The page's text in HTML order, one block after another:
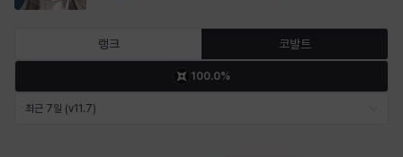
바바라 버니스 블레어 비앙카 비형 샬럿
랭크 코발트
100.0%
최근 7일 (v11.7)